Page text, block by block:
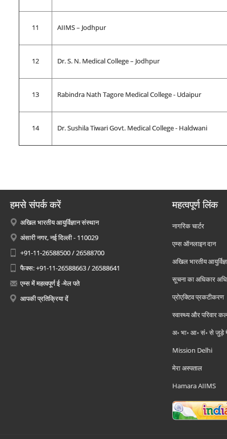
11 AIIMS – Jodhpur
12 Dr. S. N. Medical College – Jodhpur
13 Rabindra Nath Tagore Medical College - Udaipur
14 Dr. Sushila Tiwari Govt. Medical College - Haldwani
हमसे संपर्क करें
अखिल भारतीय आयुर्विज्ञान संस्थान
अंसारी नगर, नई दिल्ली - 110029
+91-11-26588500 / 26588700
फैक्स: +91-11-26588663 / 26588641
एम्स में महत्वपूर्ण ई -मेल पते
आपकी प्रतिक्रिया दें
महत्वपूर्ण लिंक
नागरिक चार्टर
एम्स ऑनलाइन दान
अखिल भारतीय
सूचना का अधिकार
प्रोएक्टिव प्रकटीकरण
स्वास्थ्य और परिवार
अ॰ भा॰ आ॰ सं॰ से जुड़े
Mission Delhi
मेरा अस्पताल
Hamara AIIMS